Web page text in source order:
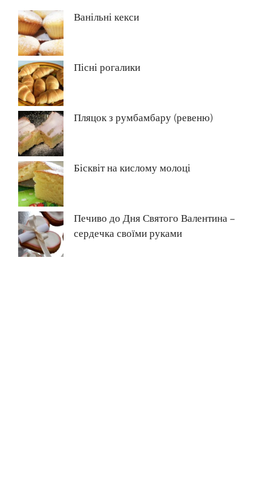
Ванільні кекси
Пісні рогалики
Пляцок з румбамбару (ревеню)
Бісквіт на кислому молоці
Печиво до Дня Святого Валентина –
сердечка своїми руками